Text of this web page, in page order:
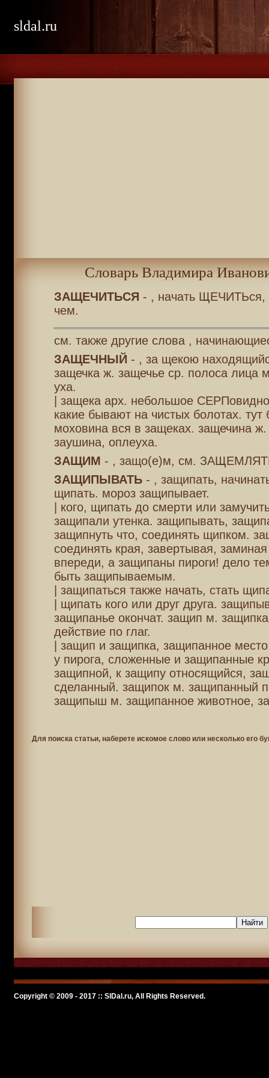
sldal.ru
Словарь Владимира
ЗАЩЕЧИТЬСЯ - , начать ЩЕЧИТЬся,
чем.
см. также другие слова ,
ЗАЩЕЧНЫЙ - , за щекою
защечка ж. защечье ср. полоса лица
уха.
| защека арх. небольшое
какие бывают на чистых болотах. тут
моховина вся в защеках. защечина
заушина, оплеуха.
ЗАЩИМ - , защо(е)м, см.
ЗАЩИПЫВАТЬ- , защипать,
щипать. мороз защипывает.
| кого, щипать до смерти или
защипали утенка. защипывать,
защипнуть что, соединять щипком.
соединять края, завертывая,
впереди, а защипаны пироги! дело
быть защипываемым.
| защипаться также начать, стать
| щипать кого или друг друга.
защипанье окончат. защип м.
действие по глаг.
| защип и защипка, защипанное
у пирога, сложенные и защипанные
защипной, к защипу относящийся,
сделанный. защипок м. защипанный
защипыш м. защипанное животное,
Для поиска статьи, наберете искомое слово или несколько его
Copyright © 2009 - 2017 :: SlDal.ru, All Rights Reserved.